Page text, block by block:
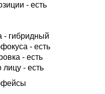
- есть
- гибридный
- есть
- есть
лицу - есть